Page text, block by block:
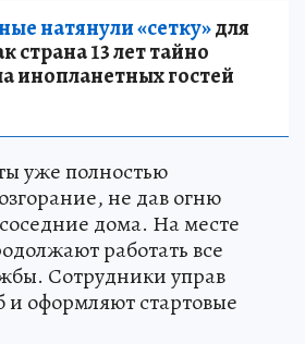
натянули «сетку»для
страна 13 лет тайно
инопланетных гостей
уже полностью
не дав огню
дома. На месте
работать все
Сотрудники управ
оформляют стартовые